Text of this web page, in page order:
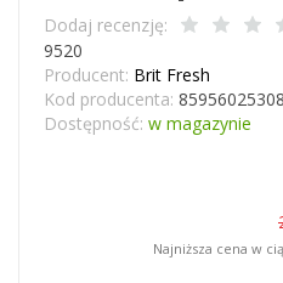
Dodaj recenzję:
9520
Producent: Brit Fresh
Kod producenta:
Dostępność: w magazynie
Najniższa cena w